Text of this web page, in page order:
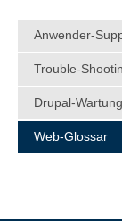
Anwender-
Trouble-
Drupal-Wartung
Web-Glossar